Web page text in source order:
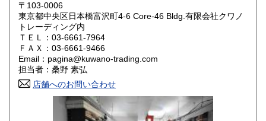
岡山県 185円 185円
山口県 185円
香川県 185円 愛媛県
高知県 185円
185円 長崎県
〒103-0006
東京都中央区日本橋富沢町4-6 Core-46 Bldg.有限会社クワノ
トレーディング内
ＴＥＬ：03-6661-7964
ＦＡＸ：03-6661-9466
Email：pagina@kuwano-trading.com
担当者：桑野 素弘
店舗へのお問い合わせ